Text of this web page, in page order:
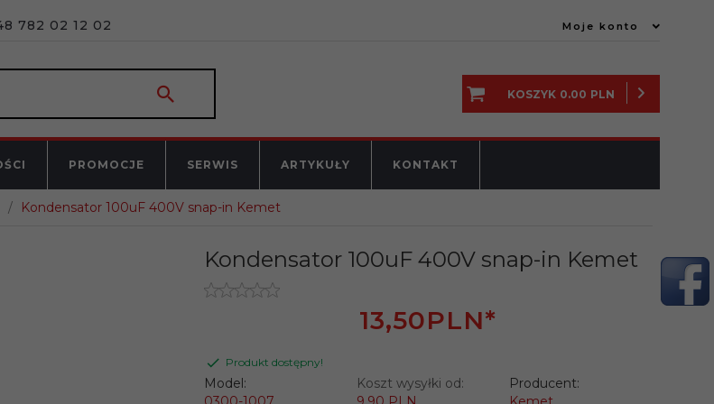
782 02 12 02 Moje konto
KOSZYK 0.00 PLN
PROMOCJE SERWIS ARTYKUŁY KONTAKT
Kondensator 100uF 400V snap-in Kemet
Kondensator 100uF 400V snap-in Kemet
13,50PLN*
Produkt dostępny!
Model:
Koszt wysyłki od:
Producent: